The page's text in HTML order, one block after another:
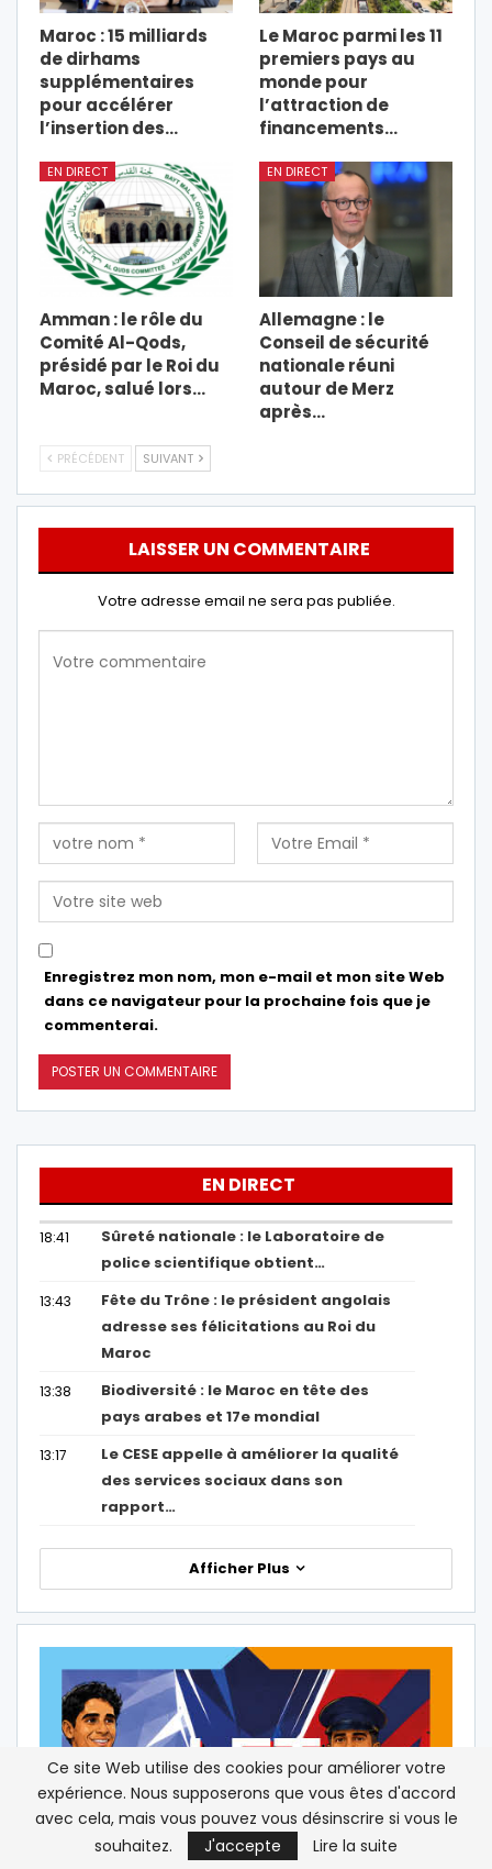
Maroc : 15 milliards
de dirhams
supplémentaires
pour accélérer
l’insertion des…
Le Maroc parmi les 11
premiers pays au
monde pour
l’attraction de
financements…
EN DIRECT
Amman : le rôle du
Comité Al-Qods,
présidé par le Roi du
Maroc, salué lors…
EN DIRECT
Allemagne : le
Conseil de sécurité
nationale réuni
autour de Merz
après…
PRÉCÉDENT SUIVANT
LAISSER UN COMMENTAIRE
Votre adresse email ne sera pas publiée.
Enregistrez mon nom, mon e-mail et mon site Web
dans ce navigateur pour la prochaine fois que je
commenterai.
EN DIRECT
18:41
Sûreté nationale : le Laboratoire de
police scientifique obtient…
13:43
Fête du Trône : le président angolais
adresse ses félicitations au Roi du
Maroc
13:38
Biodiversité : le Maroc en tête des
pays arabes et 17e mondial
13:17
Le CESE appelle à améliorer la qualité
des services sociaux dans son
rapport…
Afficher Plus
Ce site Web utilise des cookies pour améliorer votre
expérience. Nous supposerons que vous êtes d'accord
avec cela, mais vous pouvez vous désinscrire si vous le
souhaitez.
J'accepte Lire la suite